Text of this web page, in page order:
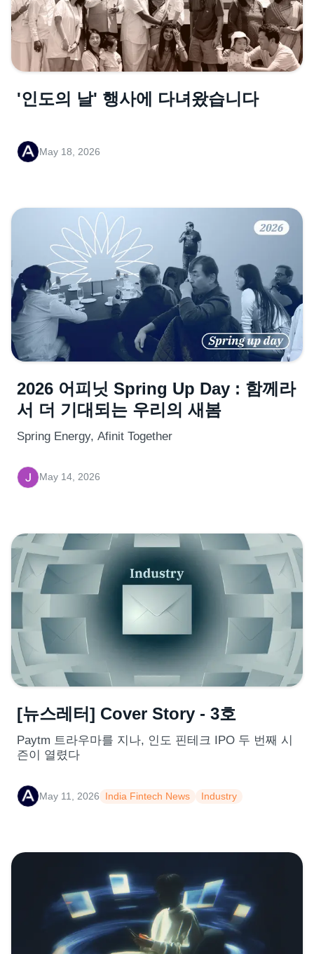
'인도의 날' 행사에 다녀왔습니다
May 18, 2026
2026 어피닛 Spring Up Day : 함께라
서 더 기대되는 우리의 새봄
Spring Energy, Afinit Together
May 14, 2026
[뉴스레터] Cover Story - 3호
Paytm 트라우마를 지나, 인도 핀테크 IPO 두 번째 시
즌이 열렸다
May 11, 2026 India Fintech News Industry